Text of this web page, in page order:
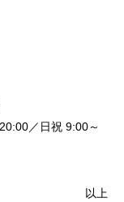
／日祝 9:00～
以上